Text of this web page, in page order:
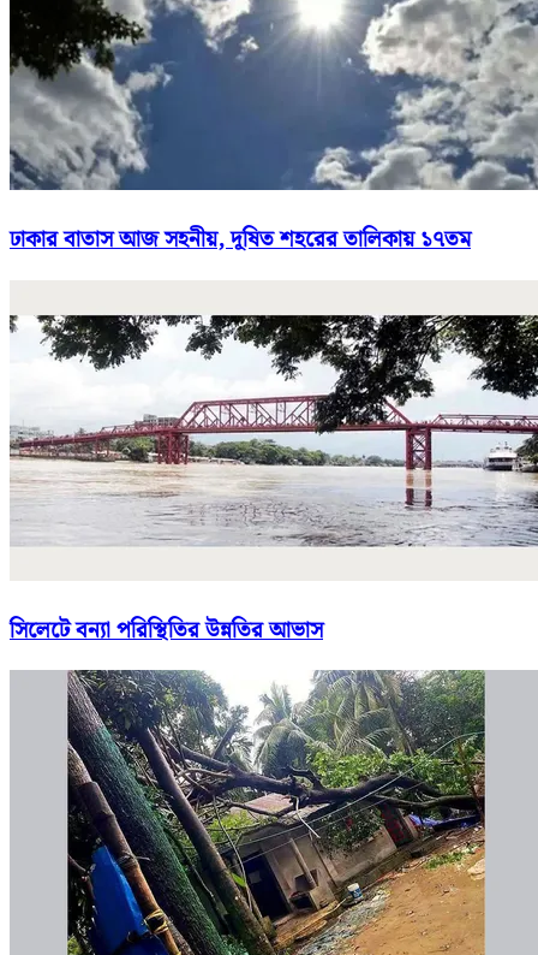
ঢাকার বাতাস আজ সহনীয়, দূষিত শহরের তালিকায় ১৭তম
সিলেটে বন্যা পরিস্থিতির উন্নতির আভাস